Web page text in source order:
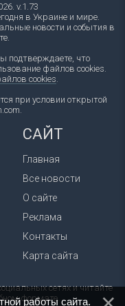
v.1.73
в Украине и мире.
новости и события в
подтверждаете, что
файлов cookies.
cookies
при условии открытой
САЙТ
Главная
Все новости
О сайте
Реклама
Контакты
Карта сайта
сетях и читайте
формате.
работы сайта.